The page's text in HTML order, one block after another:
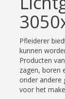
Pfleiderer
kunnen
Producten
zagen, boren
onder andere
voor het